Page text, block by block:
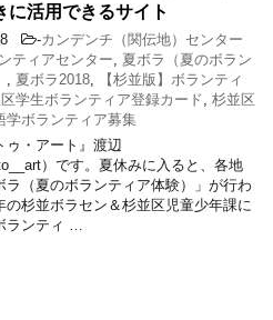
に活用できるサイト
-カンデンチ（関伝地）センター
ティアセンター
夏ボラ（夏のボラン
夏ボラ2018
【杉並版】ボランティ
学生ボランティア登録カード 杉並区
ボランティア募集
ゥ・アート』渡辺
）です。夏休みに入ると、各地
ラ（夏のボランティア体験）」が行わ
の杉並ボラセン＆杉並区児童少年課に
ランティ …